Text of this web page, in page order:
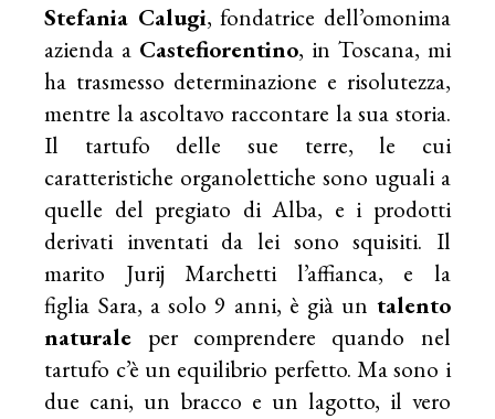
Stefania Calugi, fondatrice dell’omonima
azienda a Castefiorentino, in Toscana, mi
ha trasmesso determinazione e risolutezza,
mentre la ascoltavo raccontare la sua storia.
Il tartufo delle sue terre, le cui
caratteristiche organolettiche sono uguali a
quelle del pregiato di Alba, e i prodotti
derivati inventati da lei sono squisiti. Il
marito Jurij Marchetti l’affianca, e la
figlia Sara, a solo 9 anni, è già un talento
naturale per comprendere quando nel
tartufo c’è un equilibrio perfetto. Ma sono i
due cani, un bracco e un lagotto, il vero